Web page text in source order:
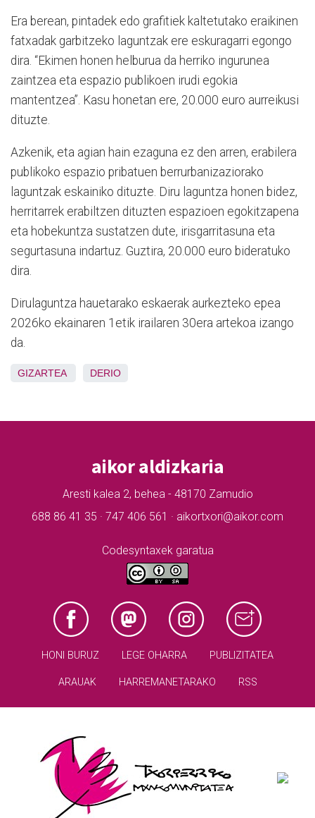
Era berean, pintadek edo grafitiek kaltetutako eraikinen
fatxadak garbitzeko laguntzak ere eskuragarri egongo
dira. “Ekimen honen helburua da herriko ingurunea
zaintzea eta espazio publikoen irudi egokia
mantentzea”. Kasu honetan ere, 20.000 euro aurreikusi
dituzte.
Azkenik, eta agian hain ezaguna ez den arren, erabilera
publikoko espazio pribatuen berrurbanizaziorako
laguntzak eskainiko dituzte. Diru laguntza honen bidez,
herritarrek erabiltzen dituzten espazioen egokitzapena
eta hobekuntza sustatzen dute, irisgarritasuna eta
segurtasuna indartuz. Guztira, 20.000 euro bideratuko
dira.
Dirulaguntza hauetarako eskaerak aurkezteko epea
2026ko ekainaren 1etik irailaren 30era artekoa izango
da.
GIZARTEA DERIO
aikor aldizkaria
Aresti kalea 2, behea - 48170 Zamudio
688 86 41 35 · 747 406 561 · aikortxori@aikor.com
Codesyntaxek garatua
HONI BURUZ LEGE OHARRA PUBLIZITATEA
ARAUAK HARREMANETARAKO RSS